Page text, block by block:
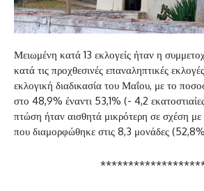
Μειωμένη κατά 13 εκλογείς ήταν η
κατά τις προχθεσινές επαναληπτικές
εκλογική διαδικασία του Μαΐου, με το
στο 48,9% έναντι 53,1% (- 4,2
πτώση ήταν αισθητά μικρότερη σε σχέση
που διαμορφώθηκε στις 8,3 μονάδες